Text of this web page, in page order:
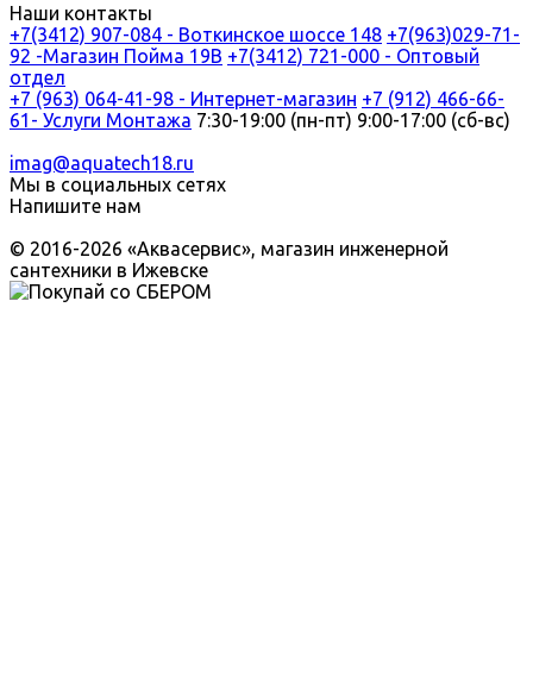
Наши контакты
+7(3412) 907-084 - Воткинское шоссе 148 +7(963)029-71-
92 -Магазин Пойма 19В +7(3412) 721-000 - Оптовый
отдел
+7 (963) 064-41-98 - Интернет-магазин +7 (912) 466-66-
61- Услуги Монтажа 7:30-19:00 (пн-пт) 9:00-17:00 (сб-вс)
imag@aquatech18.ru
Мы в социальных сетях
Напишите нам
© 2016-2026 «Аквасервис», магазин инженерной
сантехники в Ижевске